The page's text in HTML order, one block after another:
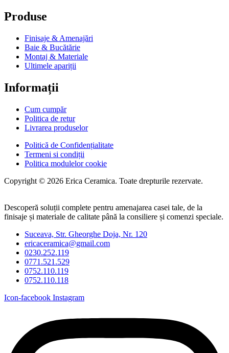
Produse
Finisaje & Amenajări
Baie & Bucătărie
Montaj & Materiale
Ultimele apariții
Informații
Cum cumpăr
Politica de retur
Livrarea produselor
Politică de Confidențialitate
Termeni si condiții
Politica modulelor cookie
Copyright © 2026 Erica Ceramica. Toate drepturile rezervate.
Descoperă soluții complete pentru amenajarea casei tale, de la
finisaje și materiale de calitate până la consiliere și comenzi speciale.
Suceava, Str. Gheorghe Doja, Nr. 120
ericaceramica@gmail.com
0230.252.119
0771.521.529
0752.110.119
0752.110.118
Icon-facebook Instagram